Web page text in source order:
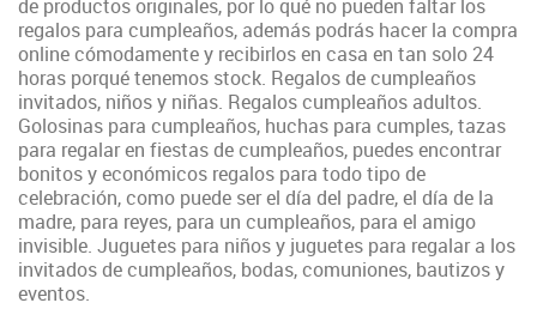
de productos originales, por lo qué no pueden faltar los
regalos para cumpleaños, además podrás hacer la compra
online cómodamente y recibirlos en casa en tan solo 24
horas porqué tenemos stock. Regalos de cumpleaños
invitados, niños y niñas. Regalos cumpleaños adultos.
Golosinas para cumpleaños, huchas para cumples, tazas
para regalar en fiestas de cumpleaños, puedesencontrar
bonitos y económicos regalos para todo tipo de
celebración, como puede ser el día del padre, el día de la
madre, para reyes, para un cumpleaños, para el amigo
invisible. Juguetes para niños y juguetes para regalar a los
invitados de cumpleaños, bodas, comuniones, bautizos y
eventos.